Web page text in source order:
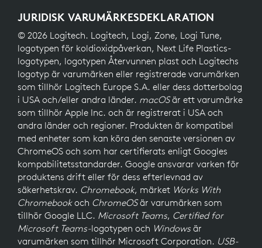
JURIDISK VARUMÄRKESDEKLARATION
© 2026 Logitech. Logitech, Logi, Zone, Logi Tune,
logotypen för koldioxidpåverkan, Next Life Plastics-
logotypen, logotypen Återvunnen plast och Logitechs
logotyp är varumärken eller registrerade varumärken
som tillhör Logitech Europe S.A. eller dess dotterbolag
i USA och/eller andra länder. macOSär ett varumärke
som tillhör Apple Inc. och är registrerat i USA och
andra länder och regioner. Produkten är kompatibel
med enheter som kan köra den senaste versionen av
ChromeOS och som har certifierats enligt Googles
kompabilitetsstandarder. Google ansvarar varken för
produktens drift eller för dess efterlevnad av
säkerhetskrav. Chromebook, märket Works With
Chromebookoch ChromeOSär varumärken som
tillhör Google LLC. Microsoft Teams, Certified for
Microsoft Teams-logotypen och Windowsär
varumärken som tillhör Microsoft Corporation. USB-